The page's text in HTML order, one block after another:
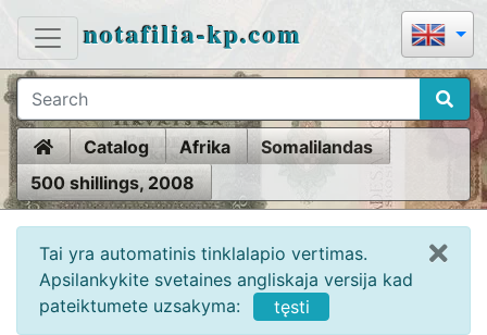
notafilia-kp.com
HomeCatalog Afrika
Somalilandas
500 shillings, 2008
Tai yra automatinis tinklalapio vertimas.
Apsilankykite svetaines angliskaja versija kad
pateiktumete uzsakyma:
tęsti